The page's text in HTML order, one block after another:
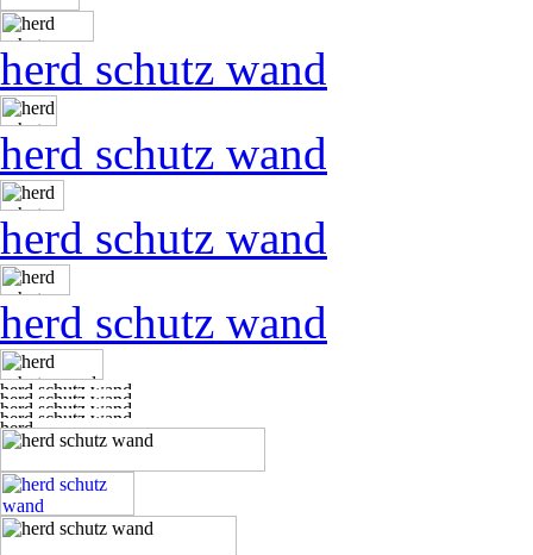
herd schutz wand
herd schutz wand
herd schutz wand
herd schutz wand